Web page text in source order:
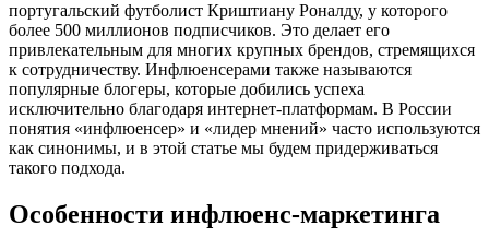
португальский футболист Криштиану Роналду, у которого
более 500 миллионов подписчиков. Это делает его
привлекательным для многих крупных брендов, стремящихся
к сотрудничеству. Инфлюенсерами также называются
популярные блогеры, которые добились успеха
исключительно благодаря интернет-платформам. В России
понятия «инфлюенсер» и «лидер мнений» часто используются
как синонимы, и в этой статье мы будем придерживаться
такого подхода.
Особенности инфлюенс-маркетинга